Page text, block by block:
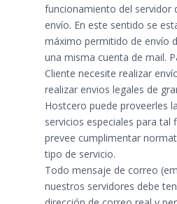
funcionamiento del servidor
envío. En este sentido se
máximo permitido de envío
una misma cuenta de mail.
Cliente necesite realizar
realizar envios legales de
Hostcero puede proveerles
servicios especiales para tal
prevee cumplimentar
tipo de servicio.
Todo mensaje de correo
nuestros servidores debe